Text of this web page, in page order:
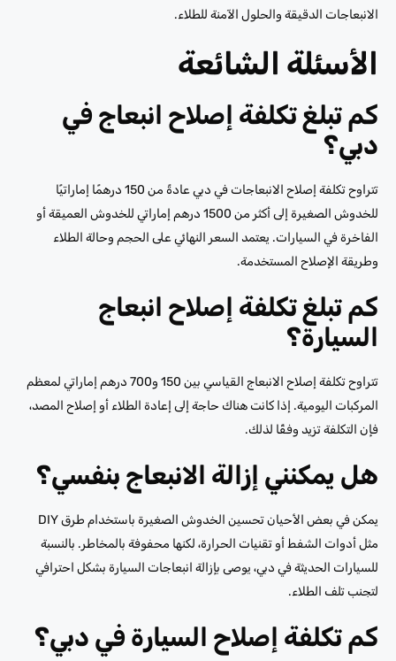
الانبعاجات الدقيقة والحلول الآمنة للطلاء.
الأسئلة الشائعة
كم تبلغ تكلفة إصلاح انبعاج في
دبي؟
تتراوح تكلفة إصلاح الانبعاجات في دبي عادةً من 150 درهمًا إماراتيًا
للخدوش الصغيرة إلى أكثر من 1500 درهم إماراتي للخدوش العميقة أو
الفاخرة في السيارات. يعتمد السعر النهائي على الحجم وحالة الطلاء
وطريقة الإصلاح المستخدمة.
كم تبلغ تكلفة إصلاح انبعاج
السيارة؟
تتراوح تكلفة إصلاح الانبعاج القياسي بين 150 و700 درهم إماراتي لمعظم
المركبات اليومية. إذا كانت هناك حاجة إلى إعادة الطلاء أو إصلاح المصد،
فإن التكلفة تزيد وفقًا لذلك.
هل يمكنني إزالة الانبعاج بنفسي؟
يمكن في بعض الأحيان تحسين الخدوش الصغيرة باستخدام طرق DIY
مثل أدوات الشفط أو تقنيات الحرارة، لكنها محفوفة بالمخاطر. بالنسبة
للسيارات الحديثة في دبي، يوصى بإزالة انبعاجات السيارة بشكل احترافي
لتجنب تلف الطلاء.
كم تكلفة إصلاح السيارة في دبي؟